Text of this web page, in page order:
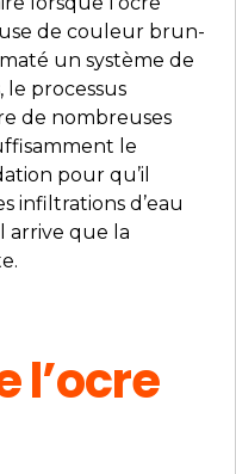
de couleur brun-
un système de
le processus
de nombreuses
le
pour qu’il
infiltrations d’eau
arrive que la
l’ocre